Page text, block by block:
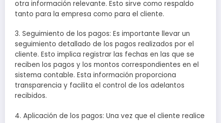
otra información relevante. Esto sirve como respaldo
tanto para la empresa como para el cliente.
3. Seguimiento de los pagos: Es importante llevar un
seguimiento detallado de los pagos realizados por el
cliente. Esto implica registrar las fechas en las que se
reciben los pagos y los montos correspondientes en el
sistema contable. Esta información proporciona
transparencia y facilita el control de los adelantos
recibidos.
4. Aplicación de los pagos: Una vez que el cliente realice